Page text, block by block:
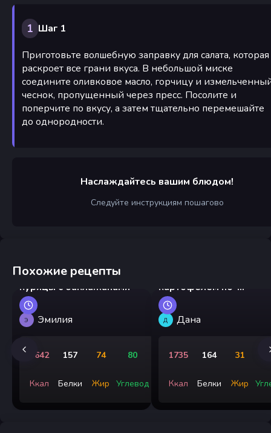
1 Шаг 1
Приготовьте волшебную заправку для салата, которая
раскроет все грани вкуса. В небольшой миске
соедините оливковое масло, горчицу и
чеснок, пропущенный через пресс. Посолите и
поперчите по вкусу, а затем тщательно перемешайте
до однородности.
Наслаждайтесь вашим блюдом!
Следуйте инструкциям пошагово
Похожие рецепты
Китайский стир-фрай из
курицы с баклажанами
Э Эмилия
1642
Ккал
157
Белки
74
Жир
80
Углевод
картофелем по-
деревенски
Д Дана
1735
Ккал
164
Белки
31
Жир